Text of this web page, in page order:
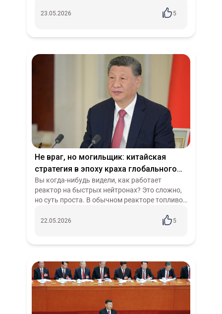
ультраправые, и даже некоторые лев...
23.05.2026 5
Не враг, но могильщик: китайская
стратегия в эпоху краха глобального
капитала
Вы когда-нибудь видели, как работает
реактор на быстрых нейтронах? Это сложно,
но суть проста. В обычном реакторе топливо
— топливо не только сгорает, но и...
22.05.2026 5